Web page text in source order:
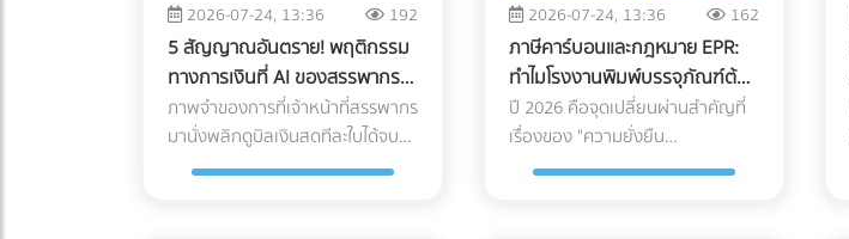
(Generator) ที่ใช้น้ำมันดีเซลซึ่งมี
ต้นทุนสูงและปล่อยมลพิษอีกด้วย
แต่ในปี 2026 เทคโนโลยี Industrial
ESS (Energy Storage System)
หรือแบตเตอรี่อุตสาหกรรม ได้เข้ามา
ปฏิวัติวงการ การผสานระบบ Solar
การทำ AR ในอดีตคือลูกค้าต้องเสีย
เวลาดาวน์โหลดแอปพลิเคชัน (App-
based AR) ซึ่งสร้างความรำคาญใจ
แต่ Web-AR ทลายข้อจำกัดนั้นทิ้งไป
เพียงแค่ลูกค้าใช้กล้องสมาร์ตโฟน
สแกน QR Code บนโบรชัวร์ โมเดล
2026-07-24, 13:36 192
5 สัญญาณอันตราย! พฤติกรรม
ทางการเงินที่ AI ของสรรพากร
เพ่งเล็งในปี 2026
ภาพจำของการที่เจ้าหน้าที่สรรพากร
มานั่งพลิกดูบิลเงินสดทีละใบได้จบ
ลงแล้ว ในปี 2026 กรมสรรพากรใช้
2026-07-24, 13:36 162
ภาษีคาร์บอนและกฎหมาย EPR:
ทำไมโรงงานพิมพ์บรรจุภัณฑ์ต้อง
เปลี่ยนมาใช้หมึกถั่วเหลือง (Soy
Ink) และกระดาษ FSC
ปี 2026 คือจุดเปลี่ยนผ่านสำคัญที่
เรื่องของ "ความยั่งยืน
(Sustainability)" ไม่ใช่แค่แคมเปญ